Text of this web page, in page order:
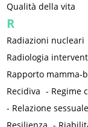
Qualità della vita
R
Radiazioni nucleari
Radiologia
Rapporto mamma-
Recidiva - Regime
- Relazione sessuale